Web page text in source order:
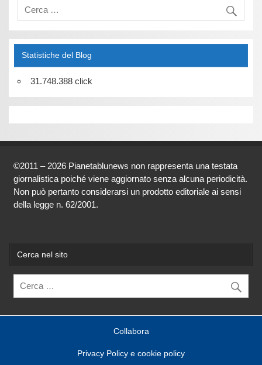
Statistiche del Blog
31.748.388 click
©2011 – 2026 Pianetablunews non rappresenta una testata
giornalistica poiché viene aggiornato senza alcuna periodicità.
Non può pertanto considerarsi un prodotto editoriale ai sensi
della legge n. 62/2001.
Cerca nel sito
Collabora
Privacy Policy e cookie policy